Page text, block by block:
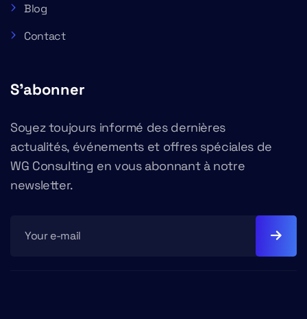
Blog
Contact
S'abonner
Soyez toujours informé des dernières
actualités, événements et offres spéciales de
WG Consulting en vous abonnant à notre
newsletter.